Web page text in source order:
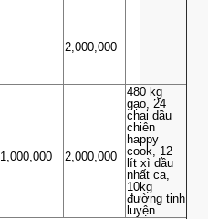
2,000,000
1,000,000 2,000,000
480 kg
gạo, 24
chai dầu
chiên
happy
cook, 12
lít xì dầu
nhất ca,
10kg
đường tinh
luyện